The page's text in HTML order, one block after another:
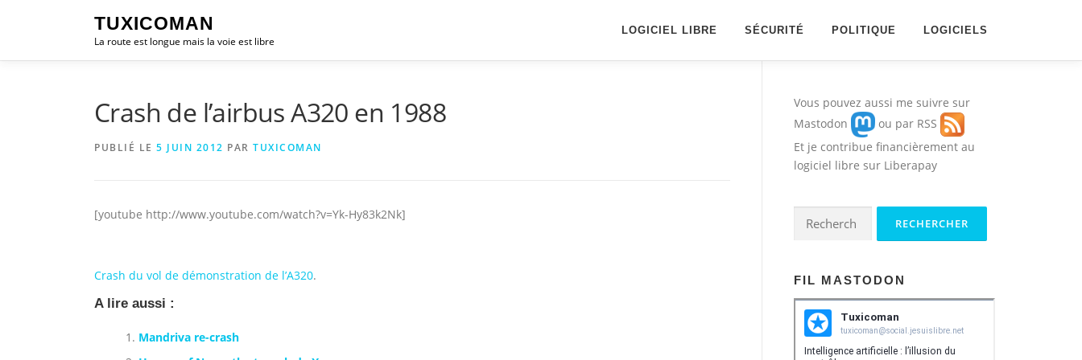
TUXICOMAN
La route est longue mais la voie est libre
LOGICIEL LIBRE SÉCURITÉ POLITIQUE LOGICIELS
Crash de l’airbus A320 en 1988
PUBLIÉ LE 5 JUIN 2012 PAR TUXICOMAN
[youtube http://www.youtube.com/watch?v=Yk-Hy83k2Nk]
Crash du vol de démonstration de l’A320.
A lire aussi :
Mandriva re-crash
Vous pouvez aussi me suivre sur
Mastodon
ou par RSS
Et je contribue financièrement au
logiciel libre sur Liberapay
Rechercher :
FIL MASTODON